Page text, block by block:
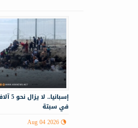
في سبتة
Aug 04 2026